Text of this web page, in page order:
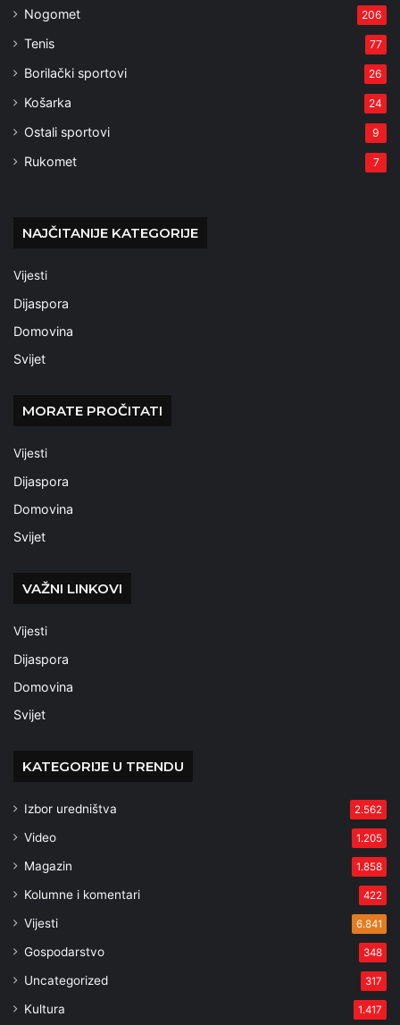
Nogomet 206
Tenis 77
Borilački sportovi 26
Košarka 24
Ostali sportovi 9
Rukomet 7
NAJČITANIJE KATEGORIJE
Vijesti
Dijaspora
Domovina
Svijet
MORATE PROČITATI
Vijesti
Dijaspora
Domovina
Svijet
VAŽNI LINKOVI
Vijesti
Dijaspora
Domovina
Svijet
KATEGORIJE U TRENDU
Izbor uredništva 2.562
Video 1.205
Magazin 1.858
Kolumne i komentari 422
Vijesti 6.841
Gospodarstvo 348
Uncategorized 317
Kultura 1.417